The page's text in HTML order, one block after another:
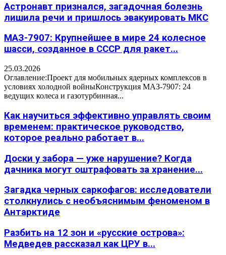
Астронавт признался, загадочная болезнь
лишила речи и пришлось эвакуировать МКС
МАЗ-7907: Крупнейшее в мире 24 колесное
шасси, созданное в СССР для ракет...
25.03.2026
Оглавление:Проект для мобильных ядерных комплексов в
условиях холодной войныКонструкция МАЗ-7907: 24
ведущих колеса и газотурбинная...
Как научиться эффективно управлять своим
временем: практическое руководство,
которое реально работает в...
Доски у забора — уже нарушение? Когда
дачника могут оштрафовать за хранение...
Загадка черных саркофагов: исследователи
столкнулись с необъяснимым феноменом в
Антарктиде
Разбить на 12 зон и «русские острова»:
Медведев рассказал как ЦРУ в...